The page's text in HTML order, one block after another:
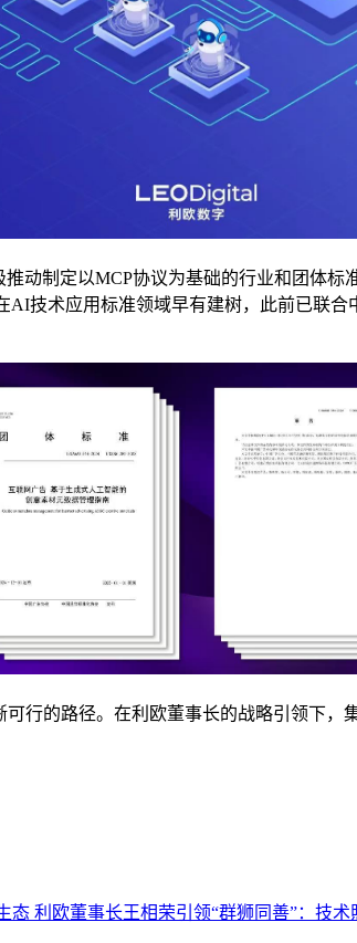
制定以MCP协议为基础的行业和团体标
技术应用标准领域早有建树，此前已联
的路径。在利欧董事长的战略引领下，
态 利欧董事长王相荣引领“群狮同善”：技